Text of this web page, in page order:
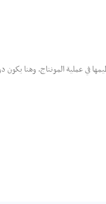
في عملية المونتاج. وهنا